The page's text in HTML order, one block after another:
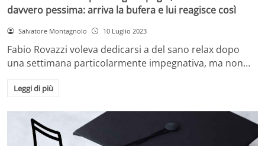
davvero pessima: arriva la bufera e lui reagisce così
Salvatore Montagnolo 10 Luglio 2023
Fabio Rovazzi voleva dedicarsi a del sano relax dopo
una settimana particolarmente impegnativa, ma non…
Leggi di più